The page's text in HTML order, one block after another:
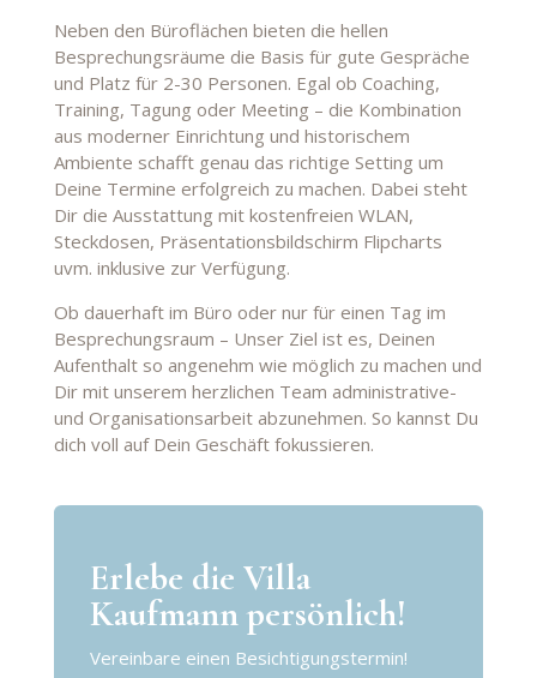
Neben den Büroflächen bieten die hellen
Besprechungsräume die Basis für gute Gespräche
und Platz für 2-30 Personen. Egal ob Coaching,
Training, Tagung oder Meeting – die Kombination
aus moderner Einrichtung und historischem
Ambiente schafft genau das richtige Setting um
Deine Termine erfolgreich zu machen. Dabei steht
Dir die Ausstattung mit kostenfreien WLAN,
Steckdosen, Präsentationsbildschirm Flipcharts
uvm. inklusive zur Verfügung.
Ob dauerhaft im Büro oder nur für einen Tag im
Besprechungsraum – Unser Ziel ist es, Deinen
Aufenthalt so angenehm wie möglich zu machen und
Dir mit unserem herzlichen Team administrative-
und Organisationsarbeit abzunehmen. So kannst Du
dich voll auf Dein Geschäft fokussieren.
Erlebe die Villa
Kaufmann persönlich!
Vereinbare einen Besichtigungstermin!